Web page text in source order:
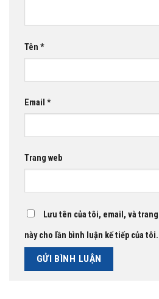
Tên *
Email *
Trang web
Lưu tên của tôi, email, và
này cho lần bình luận kế tiếp của tôi.